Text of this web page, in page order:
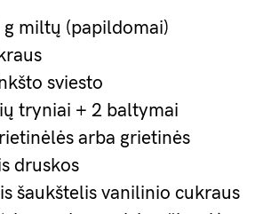
miltų (papildomai)
sviesto
tryniai + 2 baltymai
arba grietinės
druskos
šaukštelis vanilinio cukraus